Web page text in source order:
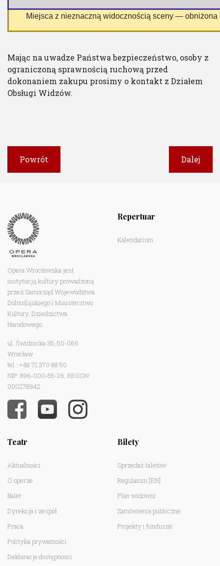
Miejsca z nieznaczną widocznością sceny — obniżona
Mając na uwadze Państwa bezpieczeństwo, osoby z
ograniczoną sprawnością ruchową przed
dokonaniem zakupu prosimy o kontakt z Działem
Obsługi Widzów.
Powrót Dalej
Opera Wrocławska jest
instytucją kultury prowadzoną
przez Samorząd Województwa
Dolnośląskiego i Ministerstwo
Kultury, Dziedzictwa
Narodowego.
ul. Świdnicka 35, 50-066
Wrocław
tel.: +48 71 370 88 50
NIP: 896-000-55-26, REGON:
000278942
Repertuar
Kalendarium
Teatr
Aktualności
O operze
Balet
Dyrekcja i zespół
Praca
Polityka prywatności
Deklaracja dostępności
Bilety
Sprzedaż biletów
Regulamin [EN]
Plan widowni
Zamówienia publiczne
Projekty i fundusze